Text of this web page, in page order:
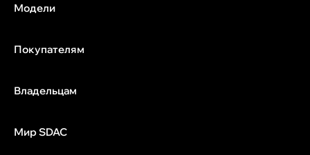
Модели
Покупателям
Владельцам
Мир SDAC